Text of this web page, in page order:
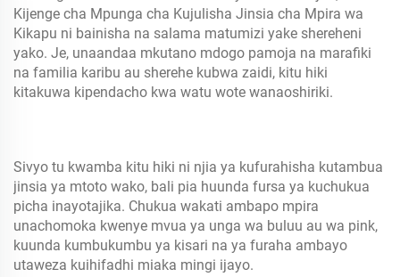
Kijenge cha Mpunga cha Kujulisha Jinsia cha Mpira wa
Kikapu ni bainisha na salama matumizi yake shereheni
yako. Je, unaandaa mkutano mdogo pamoja na marafiki
na familia karibu au sherehe kubwa zaidi, kitu hiki
kitakuwa kipendacho kwa watu wote wanaoshiriki.
Sivyo tu kwamba kitu hiki ni njia ya kufurahisha kutambua
jinsia ya mtoto wako, bali pia huunda fursa ya kuchukua
picha inayotajika. Chukua wakati ambapo mpira
unachomoka kwenye mvua ya unga wa buluu au wa pink,
kuunda kumbukumbu ya kisari na ya furaha ambayo
utaweza kuihifadhi miaka mingi ijayo.